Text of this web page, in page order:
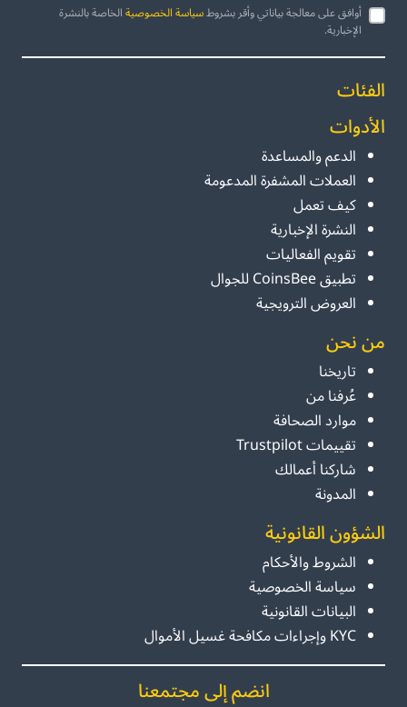
أوافق على معالجة بياناتي وأقر بشروطسياسة الخصوصيةالخاصة بالنشرة
الإخبارية.
الفئات
الأدوات
الدعم والمساعدة
العملات المشفرة المدعومة
كيف تعمل
النشرة الإخبارية
تقويم الفعاليات
تطبيق CoinsBee للجوال
العروض الترويجية
من نحن
تاريخنا
عُرفنا من
موارد الصحافة
تقييمات Trustpilot
شاركنا أعمالك
المدونة
الشؤون القانونية
الشروط والأحكام
سياسة الخصوصية
البيانات القانونية
KYC وإجراءات مكافحة غسيل الأموال
انضم إلى مجتمعنا